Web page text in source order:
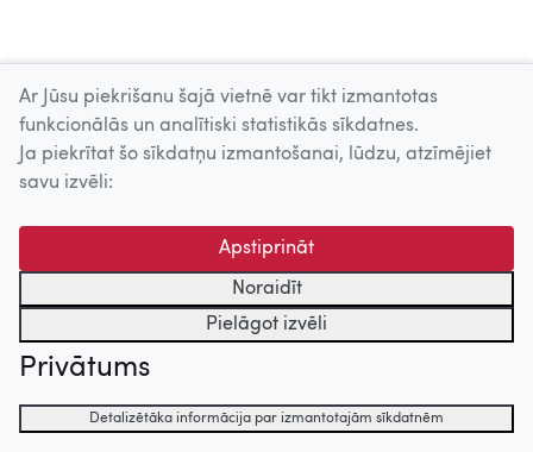
Ar Jūsu piekrišanu šajā vietnē var tikt izmantotas
funkcionālās un analītiski statistikās sīkdatnes.
Ja piekrītat šo sīkdatņu izmantošanai, lūdzu, atzīmējiet
savu izvēli:
Apstiprināt
Noraidīt
Pielāgot izvēli
Privātums
Detalizētāka informācija par izmantotajām sīkdatnēm